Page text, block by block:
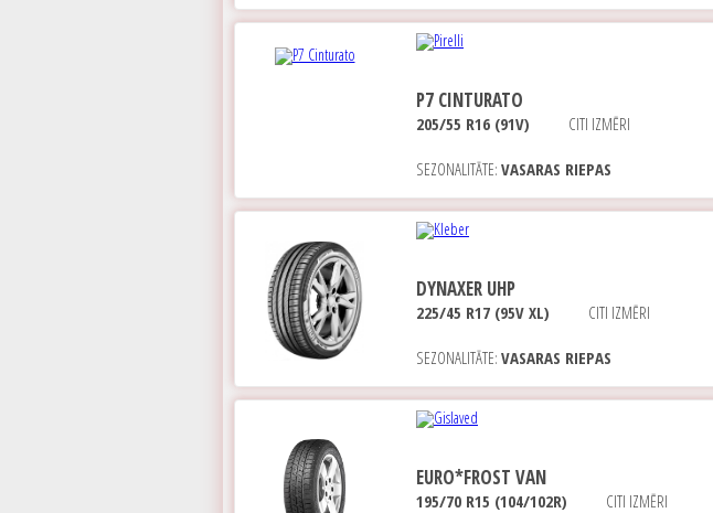
P7 CINTURATO
205/55 R16 (91V) CITI IZMĒRI
SEZONALITĀTE: VASARAS RIEPAS
DYNAXER UHP
225/45 R17 (95V XL) CITI IZMĒRI
SEZONALITĀTE: VASARAS RIEPAS
EURO*FROST VAN
195/70 R15 (104/102R) CITI IZMĒRI